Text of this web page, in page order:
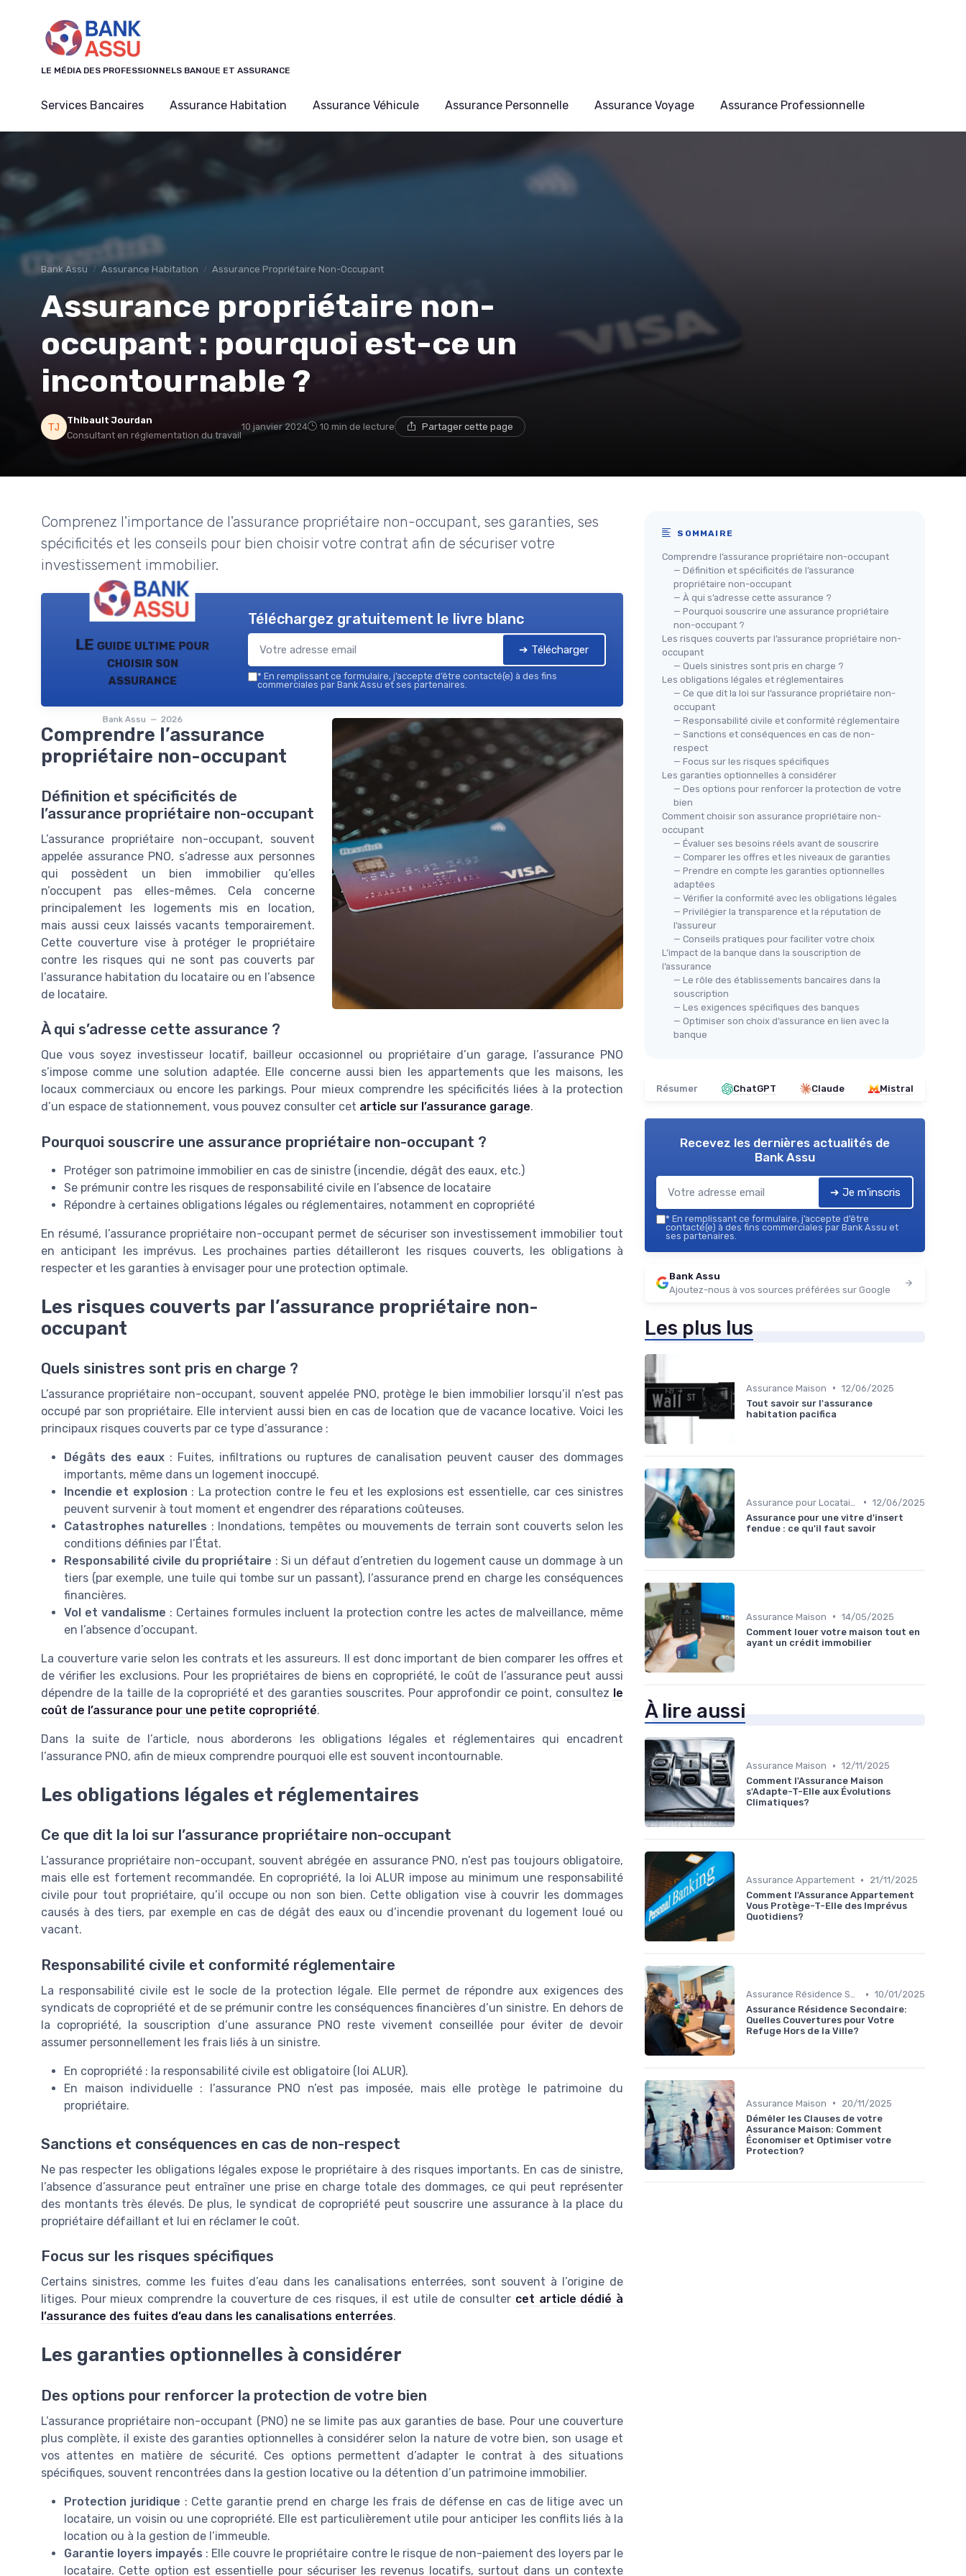
LE MÉDIA DES PROFESSIONNELS BANQUE ET ASSURANCE
Services Bancaires Assurance Habitation Assurance Véhicule Assurance Personnelle Assurance Voyage Assurance Professionnelle
Bank Assu Assurance Habitation Assurance Propriétaire Non-Occupant
Assurance propriétaire non-
occupant : pourquoi est-ce un
incontournable ?
Thibault Jourdan
Consultant en réglementation du travail
10 janvier 2024 10 min de lecture Partager cette page
Comprenez l'importance de l'assurance propriétaire non-occupant, ses garanties, ses
spécificités et les conseils pour bien choisir votre contrat afin de sécuriser votre
investissement immobilier.
LE guide ultime pour
choisir son
assurance
Bank Assu — 2026
Téléchargez gratuitement le livre blanc
➔ Télécharger
* En remplissant ce formulaire, j’accepte d’être contacté(e) à des fins
commerciales par Bank Assu et ses partenaires.
Comprendre l’assurance
propriétaire non-occupant
Définition et spécificités de
l’assurance propriétaire non-occupant
L’assurance propriétaire non-occupant, souvent
appelée assurance PNO, s’adresse aux personnes
qui possèdent un bien immobilier qu’elles
n’occupent pas elles-mêmes. Cela concerne
principalement les logements mis en location,
mais aussi ceux laissés vacants temporairement.
Cette couverture vise à protéger le propriétaire
contre les risques qui ne sont pas couverts par
l’assurance habitation du locataire ou en l’absence
de locataire.
À qui s’adresse cette assurance ?
Que vous soyez investisseur locatif, bailleur occasionnel ou propriétaire d’un garage, l’assurance PNO
s’impose comme une solution adaptée. Elle concerne aussi bien les appartements que les maisons, les
locaux commerciaux ou encore les parkings. Pour mieux comprendre les spécificités liées à la protection
d’un espace de stationnement, vous pouvez consulter cet article sur l’assurance garage.
Pourquoi souscrire une assurance propriétaire non-occupant ?
Protéger son patrimoine immobilier en cas de sinistre (incendie, dégât des eaux, etc.)
Se prémunir contre les risques de responsabilité civile en l’absence de locataire
Répondre à certaines obligations légales ou réglementaires, notamment en copropriété
En résumé, l’assurance propriétaire non-occupant permet de sécuriser son investissement immobilier tout
en anticipant les imprévus. Les prochaines parties détailleront les risques couverts, les obligations à
respecter et les garanties à envisager pour une protection optimale.
Les risques couverts par l’assurance propriétaire non-
occupant
Quels sinistres sont pris en charge ?
L’assurance propriétaire non-occupant, souvent appelée PNO, protège le bien immobilier lorsqu’il n’est pas
occupé par son propriétaire. Elle intervient aussi bien en cas de location que de vacance locative. Voici les
principaux risques couverts par ce type d’assurance :
Dégâts des eaux : Fuites, infiltrations ou ruptures de canalisation peuvent causer des dommages
importants, même dans un logement inoccupé.
Incendie et explosion : La protection contre le feu et les explosions est essentielle, car ces sinistres
peuvent survenir à tout moment et engendrer des réparations coûteuses.
Catastrophes naturelles : Inondations, tempêtes ou mouvements de terrain sont couverts selon les
conditions définies par l’État.
Responsabilité civile du propriétaire : Si un défaut d’entretien du logement cause un dommage à un
tiers (par exemple, une tuile qui tombe sur un passant), l’assurance prend en charge les conséquences
financières.
Vol et vandalisme : Certaines formules incluent la protection contre les actes de malveillance, même
en l’absence d’occupant.
La couverture varie selon les contrats et les assureurs. Il est donc important de bien comparer les offres et
de vérifier les exclusions. Pour les propriétaires de biens en copropriété, le coût de l’assurance peut aussi
dépendre de la taille de la copropriété et des garanties souscrites. Pour approfondir ce point, consultez le
coût de l’assurance pour une petite copropriété.
Dans la suite de l’article, nous aborderons les obligations légales et réglementaires qui encadrent
l’assurance PNO, afin de mieux comprendre pourquoi elle est souvent incontournable.
Les obligations légales et réglementaires
Ce que dit la loi sur l’assurance propriétaire non-occupant
L’assurance propriétaire non-occupant, souvent abrégée en assurance PNO, n’est pas toujours obligatoire,
mais elle est fortement recommandée. En copropriété, la loi ALUR impose au minimum une responsabilité
civile pour tout propriétaire, qu’il occupe ou non son bien. Cette obligation vise à couvrir les dommages
causés à des tiers, par exemple en cas de dégât des eaux ou d’incendie provenant du logement loué ou
vacant.
Responsabilité civile et conformité réglementaire
La responsabilité civile est le socle de la protection légale. Elle permet de répondre aux exigences des
syndicats de copropriété et de se prémunir contre les conséquences financières d’un sinistre. En dehors de
la copropriété, la souscription d’une assurance PNO reste vivement conseillée pour éviter de devoir
assumer personnellement les frais liés à un sinistre.
En copropriété : la responsabilité civile est obligatoire (loi ALUR).
En maison individuelle : l’assurance PNO n’est pas imposée, mais elle protège le patrimoine du
propriétaire.
Sanctions et conséquences en cas de non-respect
Ne pas respecter les obligations légales expose le propriétaire à des risques importants. En cas de sinistre,
l’absence d’assurance peut entraîner une prise en charge totale des dommages, ce qui peut représenter
des montants très élevés. De plus, le syndicat de copropriété peut souscrire une assurance à la place du
propriétaire défaillant et lui en réclamer le coût.
Focus sur les risques spécifiques
Certains sinistres, comme les fuites d’eau dans les canalisations enterrées, sont souvent à l’origine de
litiges. Pour mieux comprendre la couverture de ces risques, il est utile de consulter cet article dédié à
l’assurance des fuites d’eau dans les canalisations enterrées.
Les garanties optionnelles à considérer
Des options pour renforcer la protection de votre bien
L’assurance propriétaire non-occupant (PNO) ne se limite pas aux garanties de base. Pour une couverture
plus complète, il existe des garanties optionnelles à considérer selon la nature de votre bien, son usage et
vos attentes en matière de sécurité. Ces options permettent d’adapter le contrat à des situations
spécifiques, souvent rencontrées dans la gestion locative ou la détention d’un patrimoine immobilier.
Protection juridique : Cette garantie prend en charge les frais de défense en cas de litige avec un
locataire, un voisin ou une copropriété. Elle est particulièrement utile pour anticiper les conflits liés à la
location ou à la gestion de l’immeuble.
Garantie loyers impayés : Elle couvre le propriétaire contre le risque de non-paiement des loyers par le
locataire. Cette option est essentielle pour sécuriser les revenus locatifs, surtout dans un contexte
SOMMAIRE
Comprendre l’assurance propriétaire non-occupant
— Définition et spécificités de l’assurance
propriétaire non-occupant
— À qui s’adresse cette assurance ?
— Pourquoi souscrire une assurance propriétaire
non-occupant ?
Les risques couverts par l’assurance propriétaire non-
occupant
— Quels sinistres sont pris en charge ?
Les obligations légales et réglementaires
— Ce que dit la loi sur l’assurance propriétaire non-
occupant
— Responsabilité civile et conformité réglementaire
— Sanctions et conséquences en cas de non-
respect
— Focus sur les risques spécifiques
Les garanties optionnelles à considérer
— Des options pour renforcer la protection de votre
bien
Comment choisir son assurance propriétaire non-
occupant
— Évaluer ses besoins réels avant de souscrire
— Comparer les offres et les niveaux de garanties
— Prendre en compte les garanties optionnelles
adaptées
— Vérifier la conformité avec les obligations légales
— Privilégier la transparence et la réputation de
l’assureur
— Conseils pratiques pour faciliter votre choix
L’impact de la banque dans la souscription de
l’assurance
— Le rôle des établissements bancaires dans la
souscription
— Les exigences spécifiques des banques
— Optimiser son choix d’assurance en lien avec la
banque
Résumer ChatGPT Claude Mistral
Recevez les dernières actualités de
Bank Assu
➔ Je m'inscris
* En remplissant ce formulaire, j’accepte d’être
contacté(e) à des fins commerciales par Bank Assu et
ses partenaires.
Bank Assu
Ajoutez-nous à vos sources préférées sur Google
Les plus lus
Assurance Maison • 12/06/2025
Tout savoir sur l'assurance
habitation pacifica
• 12/06/2025
Assurance pour une vitre d'insert
fendue : ce qu'il faut savoir
Assurance Maison • 14/05/2025
Comment louer votre maison tout en
ayant un crédit immobilier
À lire aussi
Assurance Maison • 12/11/2025
Comment l'Assurance Maison
s'Adapte-T-Elle aux Évolutions
Climatiques?
Assurance Appartement •
21/11/2025
Comment l'Assurance Appartement
Vous Protège-T-Elle des Imprévus
Quotidiens?
Assurance Résidence Secondaire • 10/01/2025
Assurance Résidence Secondaire:
Quelles Couvertures pour Votre
Refuge Hors de la Ville?
Assurance Maison •
20/11/2025
Démêler les Clauses de votre
Assurance Maison: Comment
Économiser et Optimiser votre
Protection?